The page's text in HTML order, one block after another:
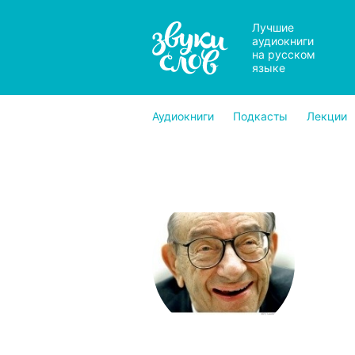
Лучшие
аудиокниги
на русском
языке
Аудиокниги Подкасты Лекции